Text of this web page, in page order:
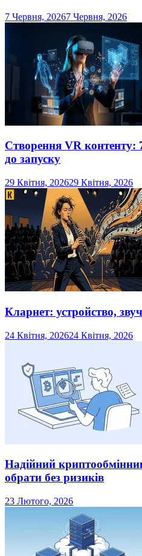
7 Червня, 20267 Червня, 2026
Створення VR контенту: 7
до запуску
29 Квітня, 202629 Квітня, 2026
Кларнет: устройство,
24 Квітня, 202624 Квітня, 2026
Надійний
обрати без ризиків
23 Лютого, 2026